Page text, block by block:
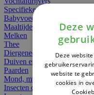
Specifieke Voeding
Babyvoeding
Maaltijden
Melken
Thee
Diergeneesmiddelen
Duiven en vogels
Paarden
Mond, muil of snavel
Insecten dieren
Deze
Deze
website te
cookies in